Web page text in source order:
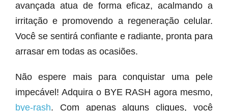
avançada atua de forma eficaz, acalmando a
irritação e promovendo a regeneração celular.
Você se sentirá confiante e radiante, pronta para
arrasar em todas as ocasiões.
Não espere mais para conquistar uma pele
impecável! Adquira o BYE RASH agora mesmo,
bye-rash. Com apenas alguns cliques, você